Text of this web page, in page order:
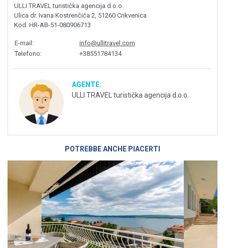
ULLI TRAVEL turistička agencija d.o.o.
Ulica dr. Ivana Kostrenčića 2, 51260 Crikvenica
Kod : HR-AB-51-080906713
E-mail :
info@ullitravel.com
Telefono: +38551784134
AGENTE:
ULLI TRAVEL turistička agencija d.o.o.
POTREBBE ANCHE PIACERTI